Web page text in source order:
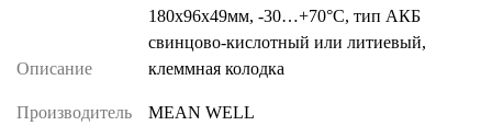
Описание
180х96х49мм, -30…+70°С, тип АКБ
свинцово-кислотный или литиевый,
клеммная колодка
Производитель MEAN WELL